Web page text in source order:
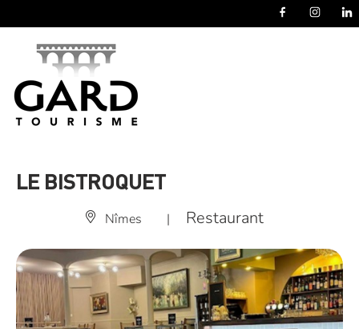
LE BISTROQUET
Nîmes | Restaurant